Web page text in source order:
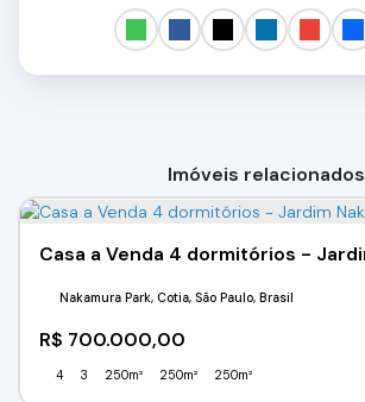
Imóveis relacionados
R$ 700.000,00
Nakamura Park, Cotia, São Paulo, Brasil
4 3 250m² 250m² 250m²